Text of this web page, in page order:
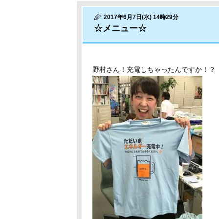
2017年6月7日(水) 14時29分
☆メニュー☆
野村さん！充電しちゃったんですか！？